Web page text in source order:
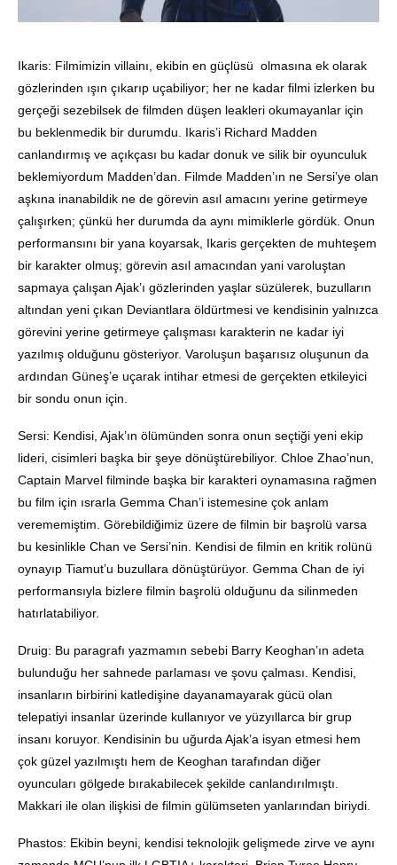
Ikaris: Filmimizin villainı, ekibin en güçlüsü olmasına ek olarak
gözlerinden ışın çıkarıp uçabiliyor; her ne kadar filmi izlerken bu
gerçeği sezebilsek de filmden düşen leakleri okumayanlar için
bu beklenmedik bir durumdu. Ikaris’i Richard Madden
canlandırmış ve açıkçası bu kadar donuk ve silik bir oyunculuk
beklemiyordum Madden’dan. Filmde Madden’ın ne Sersi’ye olan
aşkına inanabildik ne de görevin asıl amacını yerine getirmeye
çalışırken; çünkü her durumda da aynı mimiklerle gördük. Onun
performansını bir yana koyarsak, Ikaris gerçekten de muhteşem
bir karakter olmuş; görevin asıl amacından yani varoluştan
sapmaya çalışan Ajak’ı gözlerinden yaşlar süzülerek, buzulların
altından yeni çıkan Deviantlara öldürtmesi ve kendisinin yalnızca
görevini yerine getirmeye çalışması karakterin ne kadar iyi
yazılmış olduğunu gösteriyor. Varoluşun başarısız oluşunun da
ardından Güneş’e uçarak intihar etmesi de gerçekten etkileyici
bir sondu onun için.
Sersi: Kendisi, Ajak’ın ölümünden sonra onun seçtiği yeni ekip
lideri, cisimleri başka bir şeye dönüştürebiliyor. Chloe Zhao’nun,
Captain Marvel filminde başka bir karakteri oynamasına rağmen
bu film için ısrarla Gemma Chan’i istemesine çok anlam
verememiştim. Görebildiğimiz üzere de filmin bir başrolü varsa
bu kesinlikle Chan ve Sersi’nin. Kendisi de filmin en kritik rolünü
oynayıp Tiamut’u buzullara dönüştürüyor. Gemma Chan de iyi
performansıyla bizlere filmin başrolü olduğunu da silinmeden
hatırlatabiliyor.
Druig: Bu paragrafı yazmamın sebebi Barry Keoghan’ın adeta
bulunduğu her sahnede parlaması ve şovu çalması. Kendisi,
insanların birbirini katledişine dayanamayarak gücü olan
telepatiyi insanlar üzerinde kullanıyor ve yüzyıllarca bir grup
insanı koruyor. Kendisinin bu uğurda Ajak’a isyan etmesi hem
çok güzel yazılmıştı hem de Keoghan tarafından diğer
oyuncuları gölgede bırakabilecek şekilde canlandırılmıştı.
Makkari ile olan ilişkisi de filmin gülümseten yanlarından biriydi.
Phastos: Ekibin beyni, kendisi teknolojik gelişmede zirve ve aynı